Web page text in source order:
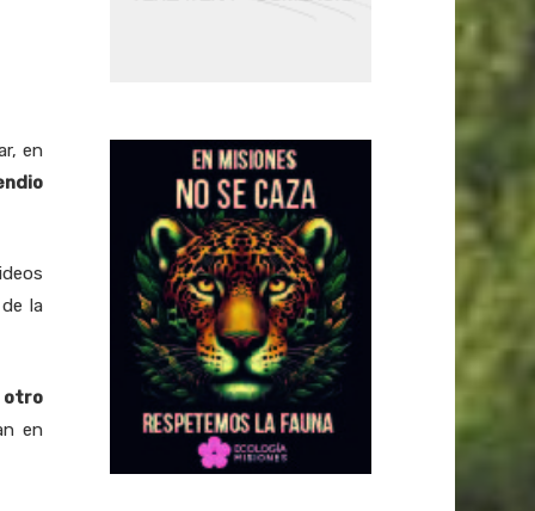
en
la
otro
en